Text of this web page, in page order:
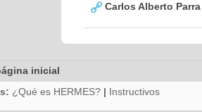
Carlos Alberto
inicial
¿Qué es HERMES? | Instructivos